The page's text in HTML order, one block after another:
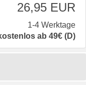
26,95 EUR
1-4 Werktage
ab 49€ (D)